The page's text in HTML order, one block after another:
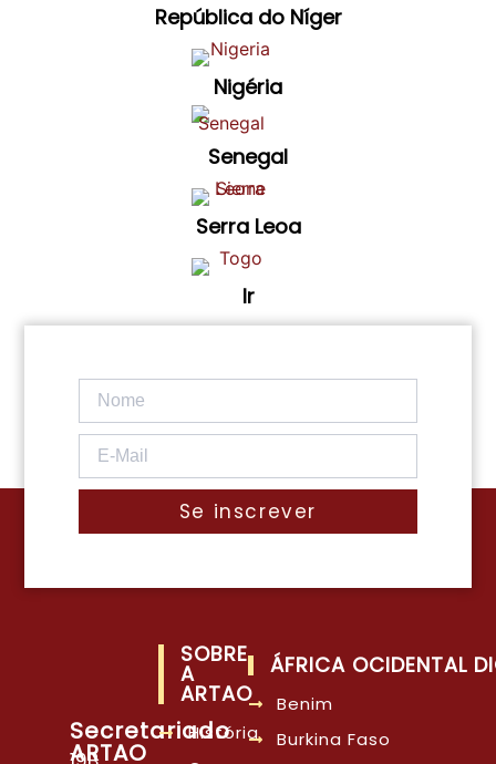
República do Níger
Nigéria
Senegal
Serra Leoa
Ir
Se inscrever
Secretariado
ARTAO
SOBRE
A
ARTAO
História
ÁFRICA OCIDENTAL
Benim
Burkina Faso